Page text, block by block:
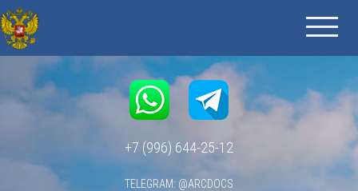
+7 (996) 644-25-12
TELEGRAM: @ARCDOCS